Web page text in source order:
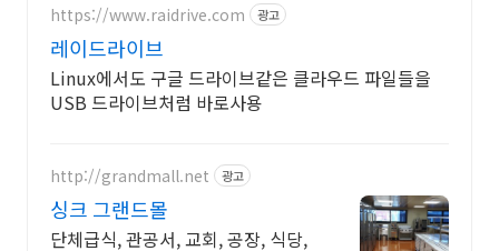
https://www.raidrive.com 광고
레이드라이브
Linux에서도 구글 드라이브같은 클라우드 파일들을
USB 드라이브처럼 바로사용
http://grandmall.net 광고
싱크 그랜드몰
단체급식, 관공서, 교회, 공장, 식당,